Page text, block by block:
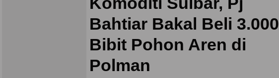
Bahtiar Bakal Beli 3.000
Bibit Pohon Aren di
Polman